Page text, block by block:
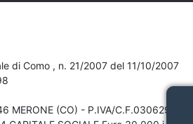
di Como , n. 21/2007 del 11/10/2007
MERONE (CO) - P.IVA/C.F.03062910132